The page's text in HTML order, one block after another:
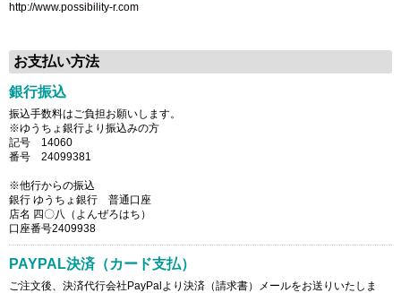
http://www.possibility-r.com
お支払い方法
銀行振込
振込手数料はご負担お願いします。
※ゆうちょ銀行より振込みの方
記号 14060
番号 24099381
※他行からの振込
銀行 ゆうちょ銀行 普通口座
店名 四〇八（よんぜろはち）
口座番号2409938
PAYPAL決済（カード支払）
ご注文後、決済代行会社PayPalより決済（請求書）メールをお送りいたしま